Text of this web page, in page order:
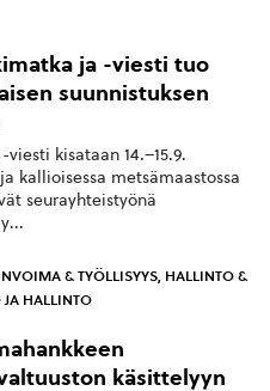
ja -viesti tuo
suunnistuksen
kisataan 14.–15.9.
kallioisessa metsämaastossa
seurayhteistyönä
& TYÖLLISYYS HALLINTO &
JA HALLINTO
käsittelyyn